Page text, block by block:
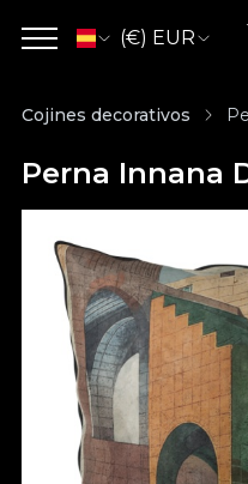
(€) EUR
Cojines decorativos
Perna Innana